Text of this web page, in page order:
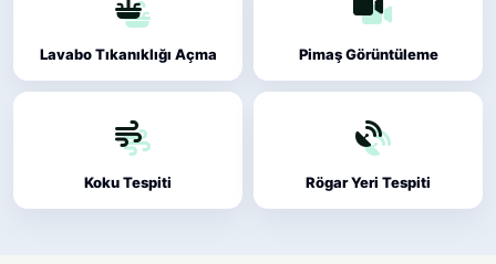
Lavabo Tıkanıklığı Açma Pimaş Görüntüleme
Koku Tespiti Rögar Yeri Tespiti